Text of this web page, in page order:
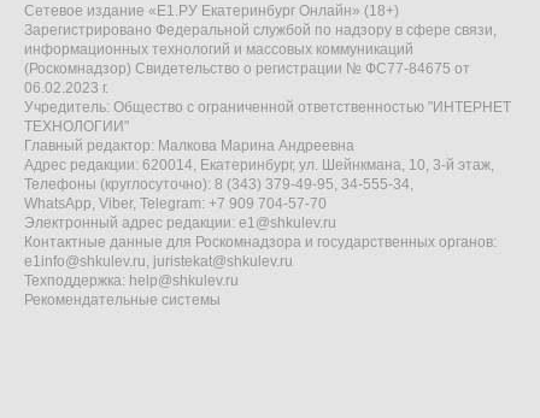
Сетевое издание «Е1.РУ Екатеринбург Онлайн» (18+)
Зарегистрировано Федеральной службой по надзору в сфере связи,
информационных технологий и массовых коммуникаций
(Роскомнадзор) Свидетельство о регистрации № ФС77-84675 от
06.02.2023 г.
Учредитель: Общество с ограниченной ответственностью "ИНТЕРНЕТ
ТЕХНОЛОГИИ"
Главный редактор: Малкова Марина Андреевна
Адрес редакции: 620014, Екатеринбург, ул. Шейнкмана, 10, 3-й этаж,
Телефоны (круглосуточно): 8 (343) 379-49-95, 34-555-34,
WhatsApp, Viber, Telegram: +7 909 704-57-70
Электронный адрес редакции: e1@shkulev.ru
Контактные данные для Роскомнадзора и государственных органов:
e1info@shkulev.ru juristekat@shkulev.ru
Техподдержка: help@shkulev.ru
Рекомендательные системы